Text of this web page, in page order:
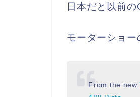
日本だと以前の
モーターショー
From the new